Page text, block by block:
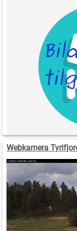
Webkamera